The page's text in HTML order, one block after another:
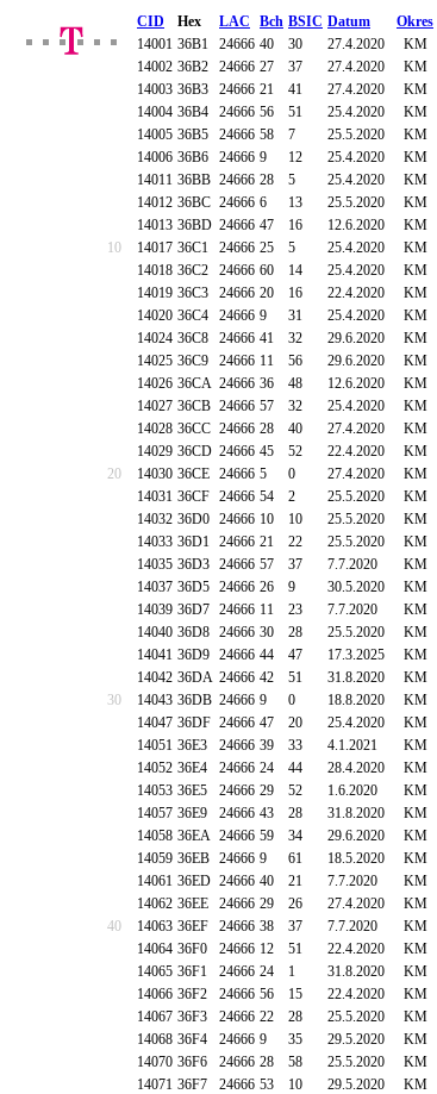
CID Hex LAC Bch BSIC Datum Okres
14001 36B1 24666 40 30 27.4.2020 KM
14002 36B2 24666 27 37 27.4.2020 KM
14003 36B3 24666 21 41 27.4.2020 KM
14004 36B4 24666 56 51 25.4.2020 KM
14005 36B5 24666 58 7 25.5.2020 KM
14006 36B6 24666 9 12 25.4.2020 KM
14011 36BB 24666 28 5 25.4.2020 KM
14012 36BC 24666 6 13 25.5.2020 KM
14013 36BD 24666 47 16 12.6.2020 KM
10
14017 36C1 24666 25 5 25.4.2020 KM
14018 36C2 24666 60 14 25.4.2020 KM
14019 36C3 24666 20 16 22.4.2020 KM
14020 36C4 24666 9 31 25.4.2020 KM
14024 36C8 24666 41 32 29.6.2020 KM
14025 36C9 24666 11 56 29.6.2020 KM
14026 36CA 24666 36 48 12.6.2020 KM
14027 36CB 24666 57 32 25.4.2020 KM
14028 36CC 24666 28 40 27.4.2020 KM
14029 36CD 24666 45 52 22.4.2020 KM
20
14030 36CE 24666 5 0 27.4.2020 KM
14031 36CF 24666 54 2 25.5.2020 KM
14032 36D0 24666 10 10 25.5.2020 KM
14033 36D1 24666 21 22 25.5.2020 KM
14035 36D3 24666 57 37 7.7.2020 KM
14037 36D5 24666 26 9 30.5.2020 KM
14039 36D7 24666 11 23 7.7.2020 KM
14040 36D8 24666 30 28 25.5.2020 KM
14041 36D9 24666 44 47 17.3.2025 KM
14042 36DA 24666 42 51 31.8.2020 KM
30
14043 36DB 24666 9 0 18.8.2020 KM
14047 36DF 24666 47 20 25.4.2020 KM
14051 36E3 24666 39 33 4.1.2021 KM
14052 36E4 24666 24 44 28.4.2020 KM
14053 36E5 24666 29 52 1.6.2020 KM
14057 36E9 24666 43 28 31.8.2020 KM
14058 36EA 24666 59 34 29.6.2020 KM
14059 36EB 24666 9 61 18.5.2020 KM
14061 36ED 24666 40 21 7.7.2020 KM
14062 36EE 24666 29 26 27.4.2020 KM
40
14063 36EF 24666 38 37 7.7.2020 KM
14064 36F0 24666 12 51 22.4.2020 KM
14065 36F1 24666 24 1 31.8.2020 KM
14066 36F2 24666 56 15 22.4.2020 KM
14067 36F3 24666 22 28 25.5.2020 KM
14068 36F4 24666 9 35 29.5.2020 KM
14070 36F6 24666 28 58 25.5.2020 KM
14071 36F7 24666 53 10 29.5.2020 KM